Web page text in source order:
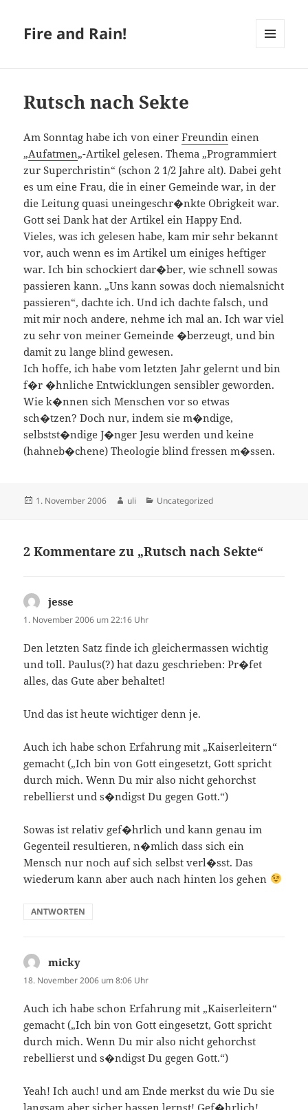
Fire and Rain!
Rutsch nach Sekte
Am Sonntag habe ich von einerFreundin einen
„Aufatmen„-Artikel gelesen. Thema „Programmiert
zur Superchristin“ (schon 2 1/2 Jahre alt). Dabei geht
es um eine Frau, die in einer Gemeinde war, in der
die Leitung quasi uneingeschr�nkte Obrigkeit war.
Gott sei Dank hat der Artikel ein Happy End.
Vieles, was ich gelesen habe, kam mir sehr bekannt
vor, auch wenn es im Artikel um einiges heftiger
war. Ich bin schockiert dar�ber, wie schnell sowas
passieren kann. „Uns kann sowas doch niemalsnicht
passieren“, dachte ich. Und ich dachte falsch, und
mit mir noch andere, nehme ich mal an. Ich war viel
zu sehr von meiner Gemeinde �berzeugt, und bin
damit zu lange blind gewesen.
Ich hoffe, ich habe vom letzten Jahr gelernt und bin
f�r �hnliche Entwicklungen sensibler geworden.
Wie k�nnen sich Menschen vor so etwas
sch�tzen? Doch nur, indem sie m�ndige,
selbstst�ndige J�nger Jesu werden und keine
(hahneb�chene) Theologie blind fressen m�ssen.
Veröffentlicht
1. November 2006 Autor
uli Kategorien
Uncategorized
2 Kommentare zu „Rutsch nach Sekte“
jesse
1. November 2006 um 22:16 Uhr
Den letzten Satz finde ich gleichermassen wichtig
und toll. Paulus(?) hat dazu geschrieben: Pr�fet
alles, das Gute aber behaltet!
Und das ist heute wichtiger denn je.
Auch ich habe schon Erfahrung mit „Kaiserleitern“
gemacht („Ich bin von Gott eingesetzt, Gott spricht
durch mich. Wenn Du mir also nicht gehorchst
rebellierst und s�ndigst Du gegen Gott.“)
Sowas ist relativ gef�hrlich und kann genau im
Gegenteil resultieren, n�mlich dass sich ein
Mensch nur noch auf sich selbst verl�sst. Das
wiederum kann aber auch nach hinten los gehen
ANTWORTEN
micky
18. November 2006 um 8:06 Uhr
Auch ich habe schon Erfahrung mit „Kaiserleitern“
gemacht („Ich bin von Gott eingesetzt, Gott spricht
durch mich. Wenn Du mir also nicht gehorchst
rebellierst und s�ndigst Du gegen Gott.“)
Yeah! Ich auch! und am Ende merkst du wie Du sie